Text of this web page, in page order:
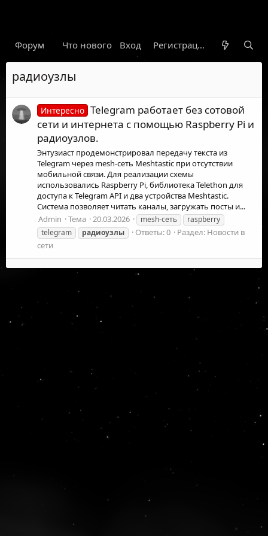
Форум Что нового Гарант Новости
Вход Регистрация
радиоузлы
Интересно Telegram работает без сотовой
сети и интернета с помощью Raspberry Pi и
радиоузлов.
Энтузиаст продемонстрировал передачу текста из
Telegram через mesh-сеть Meshtastic при отсутствии
мобильной связи. Для реализации схемы
использовались Raspberry Pi, библиотека Telethon для
доступа к Telegram API и два устройства Meshtastic.
Система позволяет читать каналы, загружать посты и...
Admin
Тема 20.03.2026 mesh-сеть
raspberry
telegram
радиоузлы Ответы: 0 Раздел: Новости в
сети